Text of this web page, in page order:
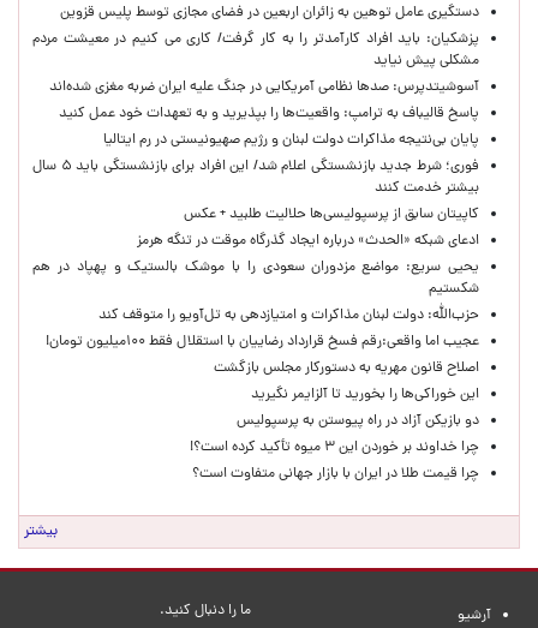
دستگیری عامل توهین به زائران اربعین در فضای مجازی توسط پلیس قزوین
پزشکیان: باید افراد کارآمدتر را به کار گرفت/ کاری می کنیم در معیشت مردم
مشکلی پیش نیاید
آسوشیتدپرس: صدها نظامی آمریکایی در جنگ علیه ایران ضربه مغزی شده‌اند
پاسخ قالیباف به ترامپ: واقعیت‌ها را بپذیرید و به تعهدات خود عمل کنید
پایان بی‌نتیجه مذاکرات دولت لبنان و رژیم صهیونیستی در رم ایتالیا
فوری؛ شرط جدید بازنشستگی اعلام شد/ این افراد برای بازنشستگی باید ۵ سال
بیشتر خدمت کنند
کاپیتان سابق از پرسپولیسی‌ها حلالیت طلبید + عکس
ادعای شبکه «الحدث» درباره ایجاد گذرگاه موقت در تنگه هرمز
یحیی سریع: مواضع مزدوران سعودی را با موشک بالستیک و پهپاد در هم
شکستیم
حزب‌الله: دولت لبنان مذاکرات و امتیازدهی به تل‌آویو را متوقف کند
عجیب اما واقعی:رقم فسخ قرارداد رضاییان با استقلال فقط ۱۰۰میلیون تومان!
اصلاح قانون مهریه به دستورکار مجلس بازگشت
این خوراکی‌ها را بخورید تا آلزایمر نگیرید
دو بازیکن آزاد در راه پیوستن به پرسپولیس
چرا خداوند بر خوردن این ۳ میوه تأکید کرده است؟!
چرا قیمت طلا در ایران با بازار جهانی متفاوت است؟
بیشتر
آرشیو ما را دنبال کنید.